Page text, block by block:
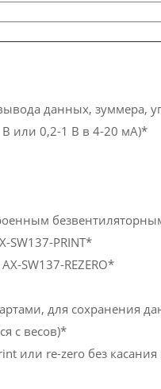
данных, зуммера,
В или 0,2-1 В в 4-20 мА)*
SW137-PRINT*
SW137-REZERO*
для сохранения
с весов)*
или re-zero без